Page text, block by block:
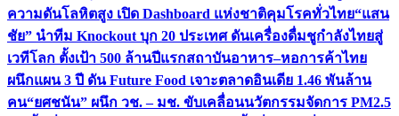
ความดันโลหิตสูง เปิด Dashboard แห่งชาติคุมโรคทั่วไทย“แสน
ชัย” นำทีม Knockout บุก 20 ประเทศ ดันเครื่องดื่มชูกำลังไทยสู่
เวทีโลก ตั้งเป้า 500 ล้านปีแรกสถาบันอาหาร–หอการค้าไทย
ผนึกแผน 3 ปี ดัน Future Food เจาะตลาดอินเดีย 1.46 พันล้าน
คน“ยศชนัน” ผนึก วช. – มช. ขับเคลื่อนนวัตกรรมจัดการ PM2.5